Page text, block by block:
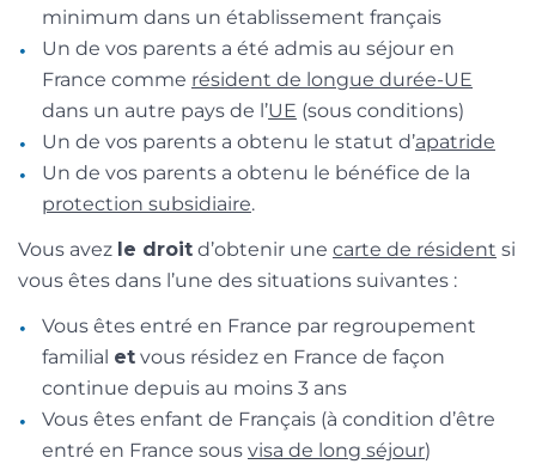
minimum dans un établissement français
Un de vos parents a été admis au séjour en
France comme résident de longue durée-UE
dans un autre pays de l’UE (sous conditions)
Un de vos parents a obtenu le statut d’apatride
Un de vos parents a obtenu le bénéfice de la
protection subsidiaire.
Vous avez le droit d’obtenir une carte de résident si
vous êtes dans l’une des situations suivantes :
Vous êtes entré en France par regroupement
familial et vous résidez en France de façon
continue depuis au moins 3 ans
Vous êtes enfant de Français (à condition d’être
entré en France sous visa de long séjour)